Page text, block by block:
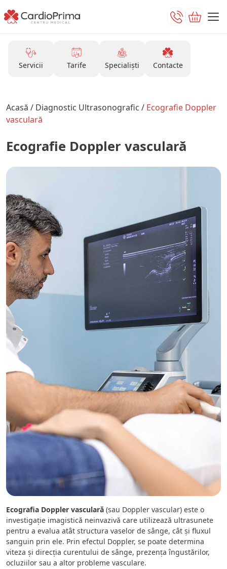
Servicii Tarife Specialiști Contacte
Acasă / Diagnostic Ultrasonografic / Ecografie Doppler
vasculară
Ecografie Doppler vasculară
Ecografia Doppler vasculară (sau Doppler vascular) este o
investigație imagistică neinvazivă care utilizează ultrasunete
pentru a evalua atât structura vaselor de sânge, cât și fluxul
sanguin prin ele. Prin efectul Doppler, se poate determina
viteza și direcția curentului de sânge, prezența îngustărilor,
ocluziilor sau a altor probleme vasculare.